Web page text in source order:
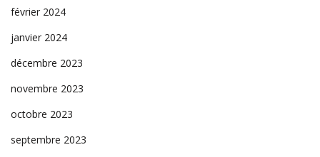
février 2024
janvier 2024
décembre 2023
novembre 2023
octobre 2023
septembre 2023